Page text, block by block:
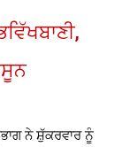
ਨੇ ਸ਼ੁੱਕਰਵਾਰ ਨੂੰ